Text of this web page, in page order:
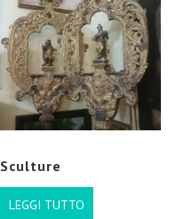
Sculture
LEGGI TUTTO